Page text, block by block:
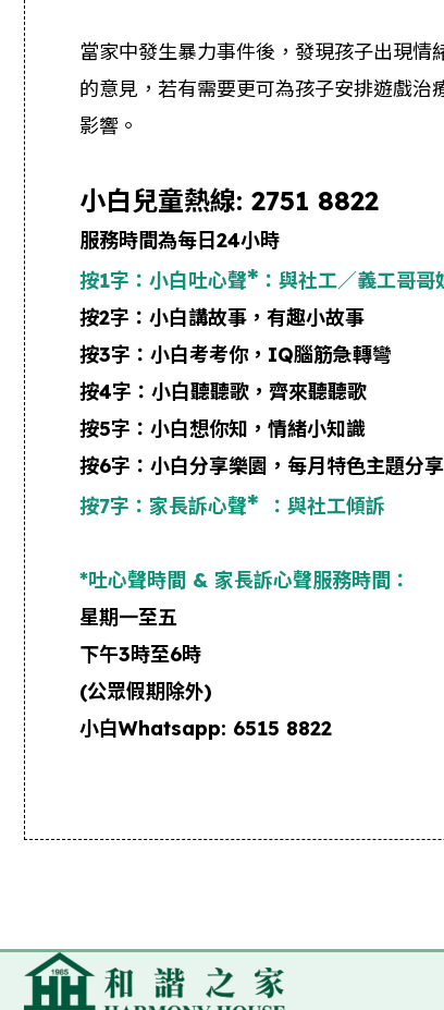
當家中發生暴力事件後，發現孩子出現
的意見，若有需要更可為孩子安排遊戲
影響。
小白兒童熱線: 2751 8822
服務時間為每日 24小時
按1字：小白吐心聲* ： 與社工／義工哥哥
按2字：小白講故事，有趣小故事
按3字：小白考考你， IQ腦筋急轉彎
按4字：小白聽聽歌，齊來聽聽歌
按5字：小白想你知，情緒小知識
按6字：小白分享樂園，每月特色主題分
按7字：家長訴心聲* ：與社工傾訴
*吐心聲時間 & 家長訴心聲服務時間：
星期一至五
下午3時至6時
(公眾假期除外)
小白Whatsapp: 6515 8822